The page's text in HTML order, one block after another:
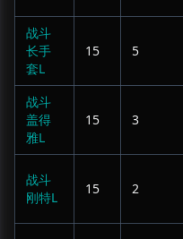
战斗
长手
套L
15 5
战斗
盖得
雅L
15 3
战斗
刚特L
15 2